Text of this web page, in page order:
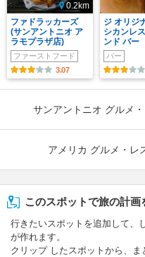
0.2km
ファドラッカーズ
(サンアントニオ ア
ラモプラザ店)
ファーストフード
3.07
ジ オリジ
シカンレ
ンド バー
バー
サンアントニオ グルメ
アメリカ グルメ・レ
このスポットで旅の計画
行きたいスポットを追加して、
が作れます。
クリップ したスポットから、ま